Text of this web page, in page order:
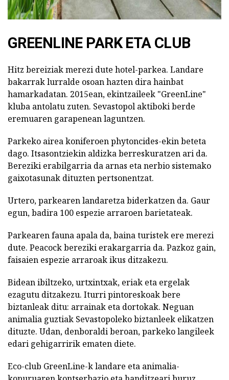
GREENLINE PARK ETA CLUB
Hitz bereiziak merezi dute hotel-parkea. Landare
bakarrak lurralde osoan hazten dira hainbat
hamarkadatan. 2015ean, ekintzaileek "GreenLine"
kluba antolatu zuten. Sevastopol aktiboki berde
eremuaren garapenean laguntzen.
Parkeko airea koniferoen phytoncides-ekin beteta
dago. Itsasontziekin aldizka berreskuratzen ari da.
Bereziki erabilgarria da arnas eta nerbio sistemako
gaixotasunak dituzten pertsonentzat.
Urtero, parkearen landaretza biderkatzen da. Gaur
egun, badira 100 espezie arraroen barietateak.
Parkearen fauna apala da, baina turistek ere merezi
dute. Peacock bereziki erakargarria da. Pazkoz gain,
faisaien espezie arraroak ikus ditzakezu.
Bidean ibiltzeko, urtxintxak, eriak eta ergelak
ezagutu ditzakezu. Iturri pintoreskoak bere
biztanleak ditu: arrainak eta dortokak. Neguan
animalia guztiak Sevastopoleko biztanleek elikatzen
dituzte. Udan, denboraldi beroan, parkeko langileek
edari gehigarririk ematen diete.
Eco-club GreenLine-k landare eta animalia-